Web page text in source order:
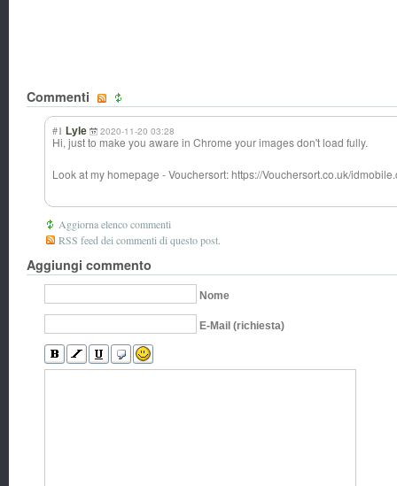
Commenti
#1 Lyle 2020-11-20 03:28
Hi, just to make you aware in Chrome your images don't load fully.
Look at my homepage - Vouchersort: https://Vouchersort.co.uk/
Aggiorna elenco commenti
RSS feed dei commenti di questo post.
Aggiungi commento
Nome
E-Mail (richiesta)